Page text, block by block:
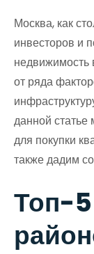
Москва, как
инвесторов и
недвижимость
от ряда
данной
для покупки
также дадим
Топ-